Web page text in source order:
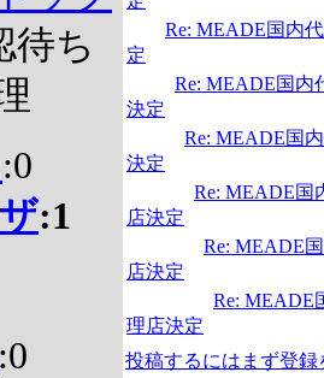
待ち
:0
:1
:0
Re: MEADE国内
定
Re: MEADE国内
決定
Re: MEADE国
決定
Re: MEADE国
店決定
Re: MEADE
店決定
Re: MEADE
理店決定
投稿するにはまず登録